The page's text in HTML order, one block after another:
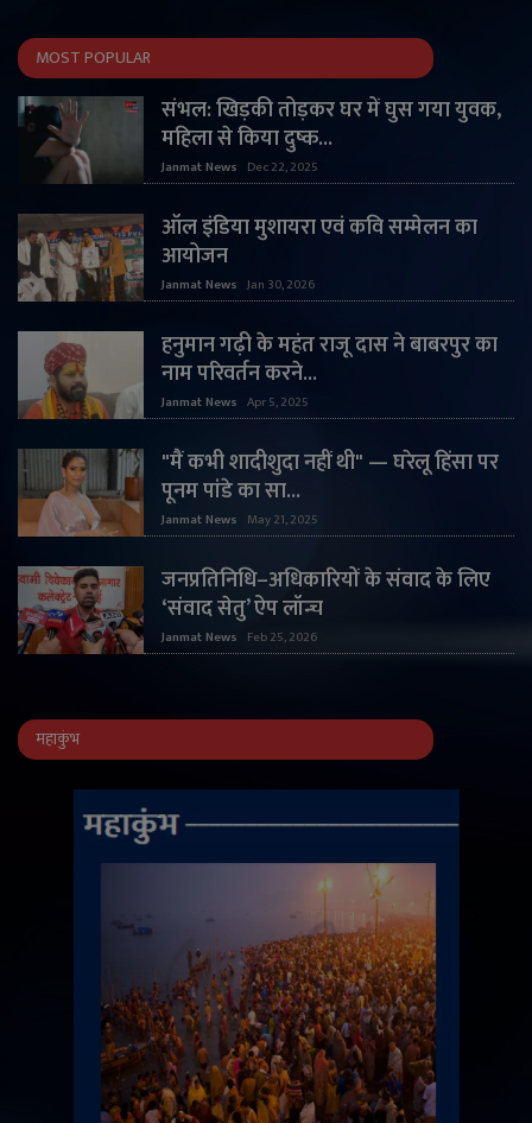
MOST POPULAR
संभल: खिड़की तोड़कर घर में घुस गया युवक,
महिला से किया दुष्क...
Janmat News Dec 22, 2025
ऑल इंडिया मुशायरा एवं कवि सम्मेलन का
आयोजन
Janmat News Jan 30, 2026
हनुमान गढ़ी के महंत राजू दास ने बाबरपुर का
नाम परिवर्तन करने...
Janmat News Apr 5, 2025
"मैं कभी शादीशुदा नहीं थी" — घरेलू हिंसा पर
पूनम पांडे का सा...
Janmat News May 21, 2025
जनप्रतिनिधि–अधिकारियों के संवाद के लिए
‘संवाद सेतु’ ऐप लॉन्च
Janmat News Feb 25, 2026
महाकुंभ